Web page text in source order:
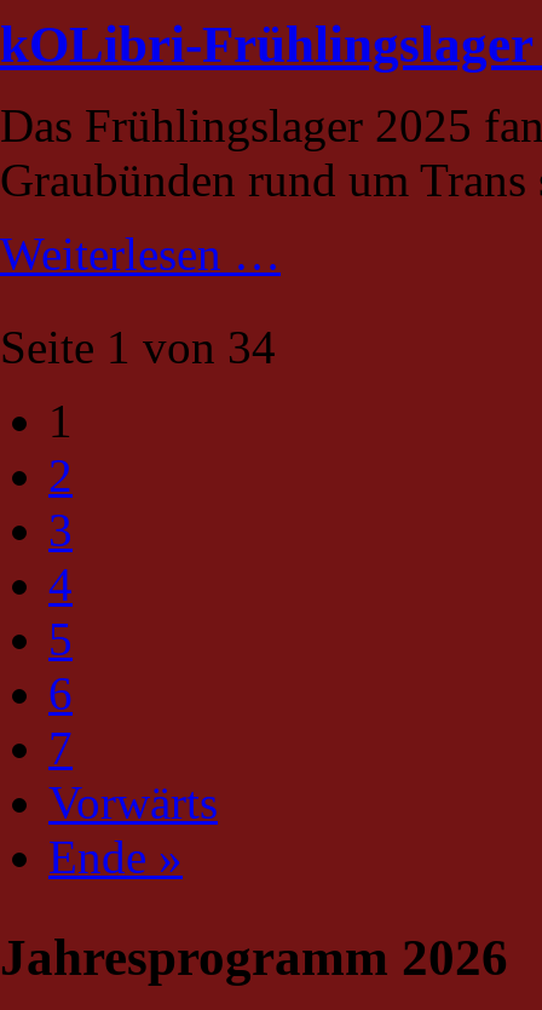
kOLibri-Frühlingslager
Das Frühlingslager 2025
Graubünden rund um Trans
Weiterlesen …2025
Seite 1 von 34
1
2
3
4
5
6
7
Vorwärts
Ende »
Jahresprogramm 2026